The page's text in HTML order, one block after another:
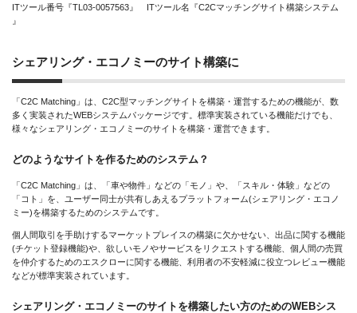
ITツール番号『TL03-0057563』 ITツール名『C2Cマッチングサイト構築システム
』
シェアリング・エコノミーのサイト構築に
「C2C Matching」は、C2C型マッチングサイトを構築・運営するための機能が、数
多く実装されたWEBシステムパッケージです。標準実装されている機能だけでも、
様々なシェアリング・エコノミーのサイトを構築・運営できます。
どのようなサイトを作るためのシステム？
「C2C Matching」は、「車や物件」などの「モノ」や、「スキル・体験」などの
「コト」を、ユーザー同士が共有しあえるプラットフォーム(シェアリング・エコノ
ミー)を構築するためのシステムです。
個人間取引を手助けするマーケットプレイスの構築に欠かせない、出品に関する機能
(チケット登録機能)や、欲しいモノやサービスをリクエストする機能、個人間の売買
を仲介するためのエスクローに関する機能、利用者の不安軽減に役立つレビュー機能
などが標準実装されています。
シェアリング・エコノミーのサイトを構築したい方のためのWEBシス